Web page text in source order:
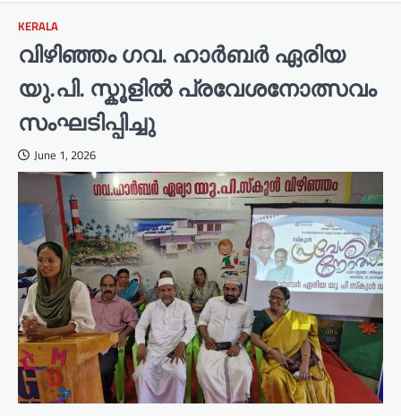
KERALA
വിഴിഞ്ഞം ഗവ. ഹാർബർ ഏരിയ
യു.പി. സ്കൂളിൽ പ്രവേശനോത്സവം
സംഘടിപ്പിച്ചു
June 1, 2026